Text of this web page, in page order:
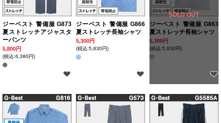
ジーベスト 警備服 G873
夏ストレッチアジャスタ
ーパンツ
5,800円
(税込:6,380円)
ジーベスト 警備服 G866
夏ストレッチ長袖シャツ
5,300円
(税込:5,830円)
SOLD OUT
ジーベスト 警備服 G863
夏ストレッチ長袖シャツ
5,300円
(税込:5,830円)